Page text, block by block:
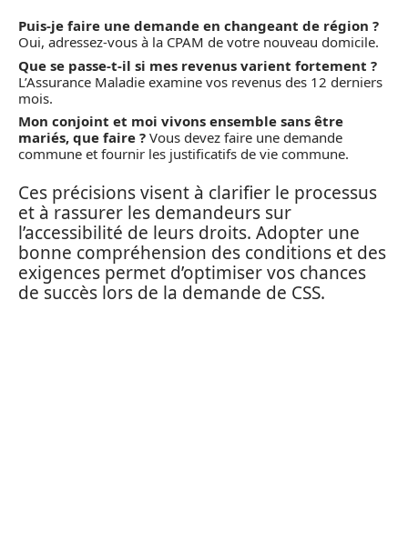
Puis-je faire une demande en changeant de région ?
Oui, adressez-vous à la CPAM de votre nouveau domicile.
Que se passe-t-il si mes revenus varient fortement ?
L’Assurance Maladie examine vos revenus des 12 derniers
mois.
Mon conjoint et moi vivons ensemble sans être
mariés, que faire ? Vous devez faire une demande
commune et fournir les justificatifs de vie commune.
Ces précisions visent à clarifier le processus
et à rassurer les demandeurs sur
l’accessibilité de leurs droits. Adopter une
bonne compréhension des conditions et des
exigences permet d’optimiser vos chances
de succès lors de la demande de CSS.